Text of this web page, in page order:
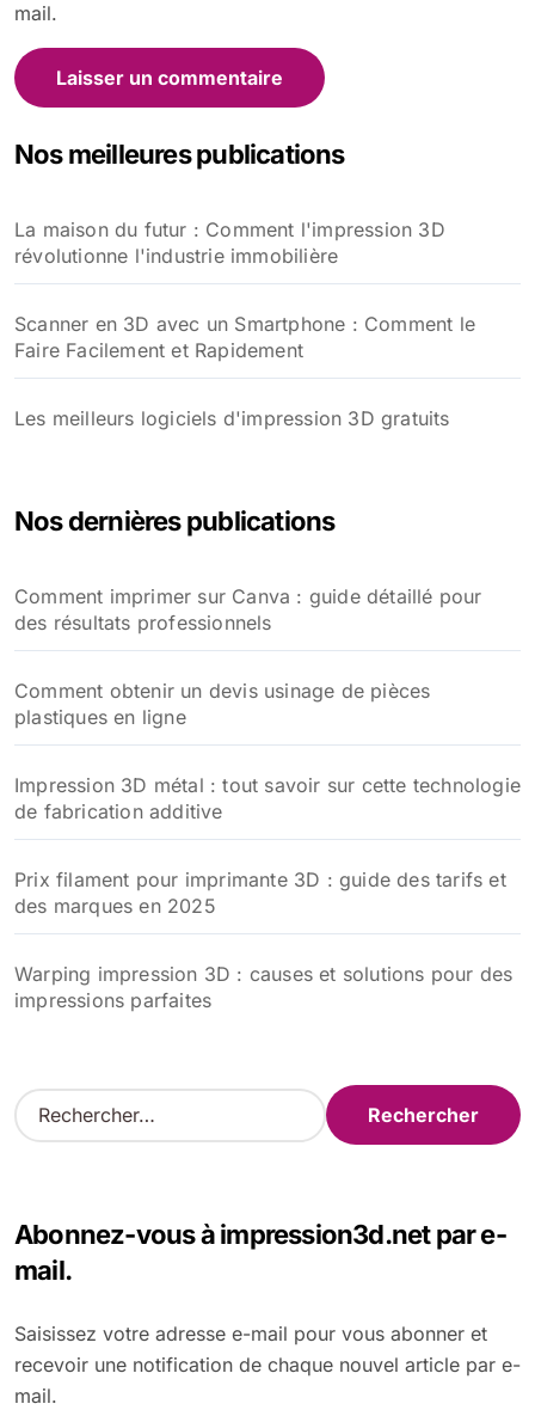
mail.
Nos meilleures publications
La maison du futur : Comment l'impression 3D
révolutionne l'industrie immobilière
Scanner en 3D avec un Smartphone : Comment le
Faire Facilement et Rapidement
Les meilleurs logiciels d'impression 3D gratuits
Nos dernières publications
Comment imprimer sur Canva : guide détaillé pour
des résultats professionnels
Comment obtenir un devis usinage de pièces
plastiques en ligne
Impression 3D métal : tout savoir sur cette technologie
de fabrication additive
Prix filament pour imprimante 3D : guide des tarifs et
des marques en 2025
Warping impression 3D : causes et solutions pour des
impressions parfaites
R
e
r
h
r
:
Abonnez-vous à impression3d.net par e-
mail.
Saisissez votre adresse e-mail pour vous abonner et
recevoir une notification de chaque nouvel article par e-
mail.